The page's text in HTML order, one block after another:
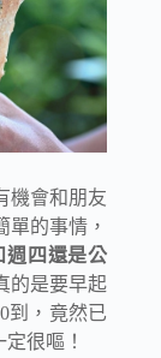
機會和朋友
的事情，
週四還是公
的是要早起
到，竟然已
很嘔！